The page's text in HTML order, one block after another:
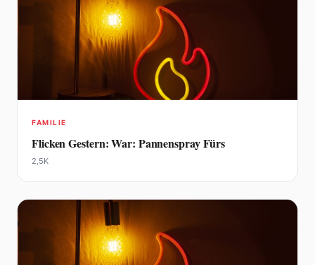
FAMILIE
Flicken Gestern: War: Pannenspray Fürs
2,5K